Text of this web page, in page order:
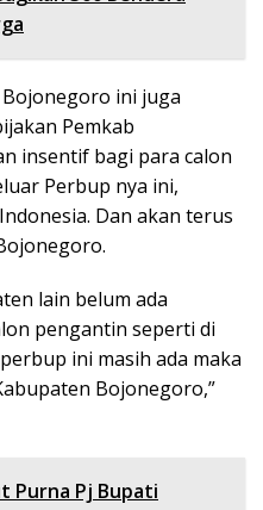
ini juga
Pemkab
insentif bagi para calon
Perbup nya ini,
Dan akan terus
lain belum ada
pengantin seperti di
ini masih ada maka
Bojonegoro,”
Purna Pj Bupati